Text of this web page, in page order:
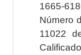
1665-
Número
11022